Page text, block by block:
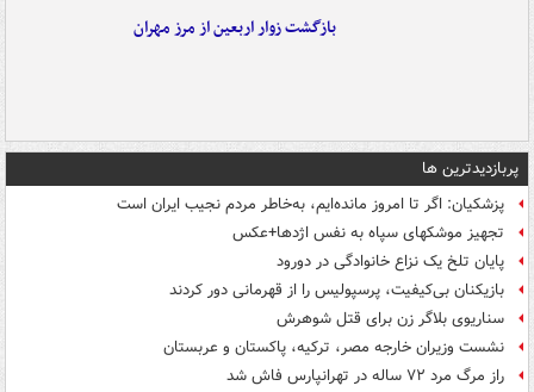
بازگشت زوار اربعین از مرز مهران
پربازدیدترین ها
پزشکیان: اگر تا امروز مانده‌ایم، به‌خاطر مردم نجیب ایران است
تجهیز موشکهای سپاه به نفس اژدها+عکس
پایان تلخ یک نزاع خانوادگی در دورود
بازیکنان بی‌کیفیت، پرسپولیس را از قهرمانی دور کردند
سناریوی بلاگر زن برای قتل شوهرش
نشست وزیران خارجه مصر، ترکیه، پاکستان و عربستان
راز مرگ مرد ۷۲ ساله در تهرانپارس فاش شد